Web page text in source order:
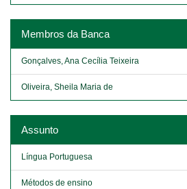
Membros da Banca
Gonçalves, Ana Cecília Teixeira
Oliveira, Sheila Maria de
Assunto
Língua Portuguesa
Métodos de ensino